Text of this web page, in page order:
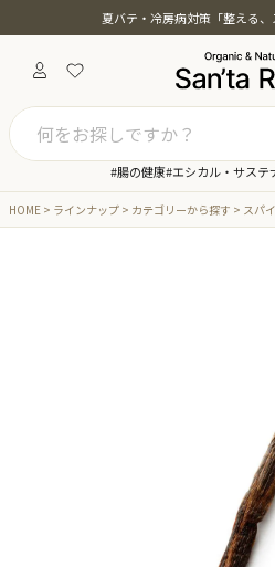
夏バテ・冷房病対策「整える
#腸の健康#エシカル・サステ
HOME ラインナップ カテゴリーから探す スパ